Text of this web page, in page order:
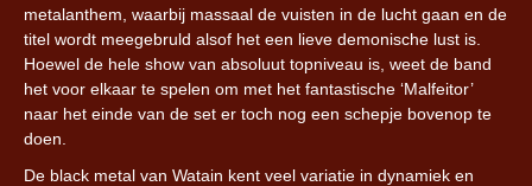
metalanthem, waarbij massaal de vuisten in de lucht gaan en de
titel wordt meegebruld alsof het een lieve demonische lust is.
Hoewel de hele show van absoluut topniveau is, weet de band
het voor elkaar te spelen om met het fantastische ‘Malfeitor’
naar het einde van de set er toch nog een schepje bovenop te
doen.
De black metal van Watain kent veel variatie in dynamiek en